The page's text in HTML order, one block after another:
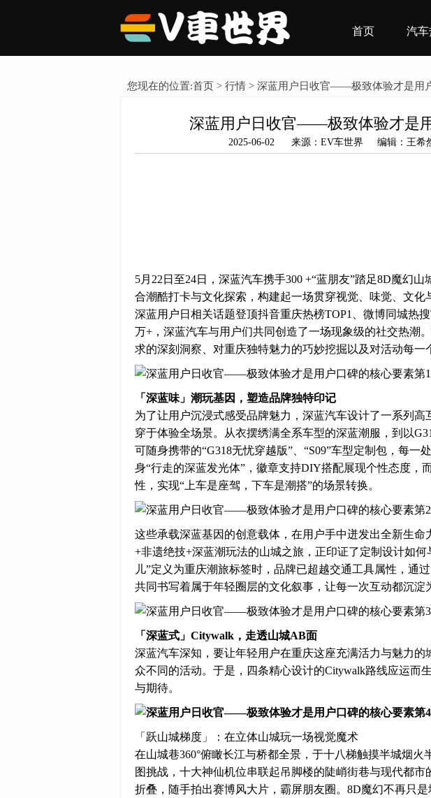
首页 汽车
您现在的位置:首页 > 行情 > 深蓝用户日收官——极致体验才是用
深蓝用户日收官——极致体验才是
2025-06-02 来源：EV车世界 编辑：王希
5月22日至24日，深蓝汽车携手300 +“蓝朋友”踏足8D魔幻
合潮酷打卡与文化探索，构建起一场贯穿视觉、味觉、文化
深蓝用户日相关话题登顶抖音重庆热榜TOP1、微博同城热
万+，深蓝汽车与用户们共同创造了一场现象级的社交热潮
求的深刻洞察、对重庆独特魅力的巧妙挖掘以及对活动每一
「深蓝味」潮玩基因，塑造品牌独特印记
为了让用户沉浸式感受品牌魅力，深蓝汽车设计了一系列
穿于体验全场景。从衣摆绣满全系车型的深蓝潮服，到以
可随身携带的“G318无忧穿越版”、“S09”车型定制包，每一
身“行走的深蓝发光体”，徽章支持DIY搭配展现个性态度，
性，实现“上车是座驾，下车是潮搭”的场景转换。
这些承载深蓝基因的创意载体，在用户手中迸发出全新生
+非遗绝技+深蓝潮玩法的山城之旅，正印证了定制设计如
儿”定义为重庆潮旅标签时，品牌已超越交通工具属性，通
共同书写着属于年轻圈层的文化叙事，让每一次互动都沉淀
「深蓝式」Citywalk，走透山城AB面
深蓝汽车深知，要让年轻用户在重庆这座充满活力与魅力
众不同的活动。于是，四条精心设计的Citywalk路线应运而
与期待。
「跃山城梯度」：在立体山城玩一场视觉魔术
在山城巷360°俯瞰长江与桥都全景，于十八梯触摸半城烟
图挑战，十大神仙机位串联起吊脚楼的陡峭街巷与现代都
折叠，随手拍出赛博风大片，霸屏朋友圈。8D魔幻不再只